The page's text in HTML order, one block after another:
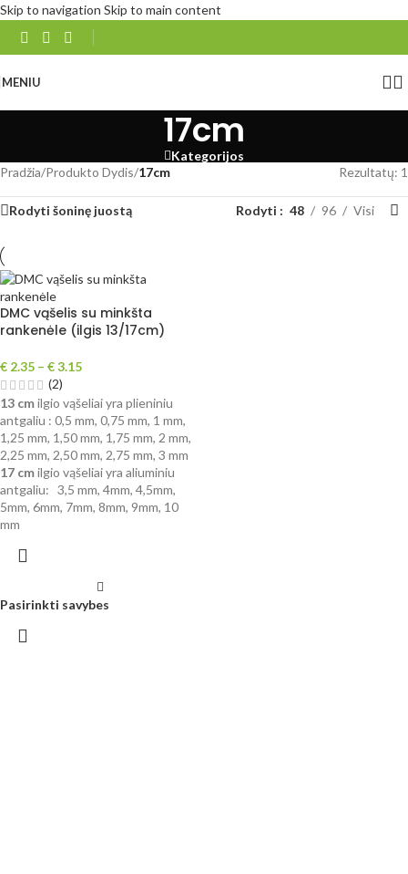
Skip to navigation Skip to main content
MENIU
17cm
Kategorijos
Pradžia/Produkto Dydis/17cm Rezultatų: 1
Rodyti šoninę juostą Rodyti 48 96 Visi
DMC vąšelis su minkšta
rankenėle (ilgis 13/17cm)
€ 2.35 – €3.15
(2)
13 cmilgio vąšeliai yra plieniniu
antgaliu : 0,5 mm, 0,75 mm, 1 mm,
1,25 mm, 1,50 mm, 1,75 mm, 2 mm,
2,25 mm, 2,50 mm, 2,75 mm, 3 mm
17 cmilgio vąšeliai yra aliuminiu
antgaliu: 3,5 mm, 4mm, 4,5mm,
5mm, 6mm, 7mm, 8mm, 9mm, 10
mm
Pasirinkti savybes